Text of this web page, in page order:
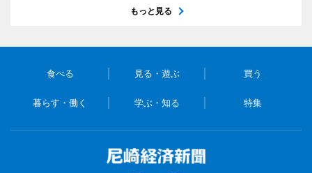
もっと見る
食べる 見る・遊ぶ 買う
暮らす・働く 学ぶ・知る 特集